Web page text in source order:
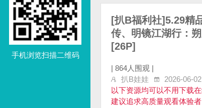
手机浏览扫描二维码
[扒B福利社]5.29精
传、明镜江湖行：
[26P]
| 864人围观 |
扒B娃娃
2026-06-
以下资源均可以不用下载
建议追求高质量观看体验